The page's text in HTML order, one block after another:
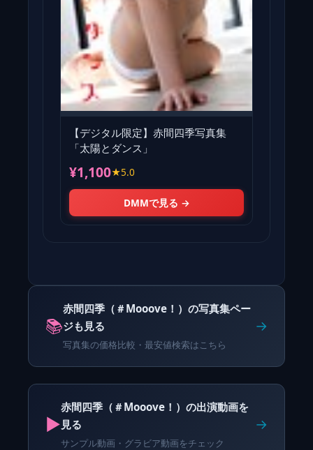
【デジタル限定】赤間四季写真集
「太陽とダンス」
¥1,100★5.0
DMMで見る →
📚
赤間四季（＃Mooove！）の写真集ペー
ジも見る
写真集の価格比較・最安値検索はこちら
→
▶️
赤間四季（＃Mooove！）の出演動画を
見る
サンプル動画・グラビア動画をチェック
→